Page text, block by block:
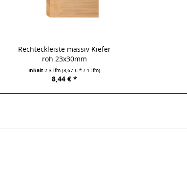
Rechteckleiste massiv Kiefer
roh 23x30mm
Inhalt2.3 lfm(3,67 € * / 1 lfm)
8,44 € *